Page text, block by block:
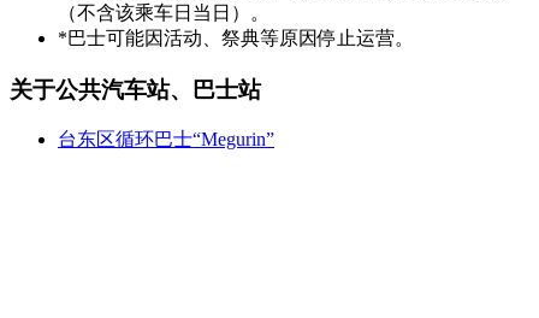
（不含该乘车日当日）。
*巴士可能因活动、祭典等原因停止运营。
关于公共汽车站、巴士站
台东区循环巴士“Megurin”